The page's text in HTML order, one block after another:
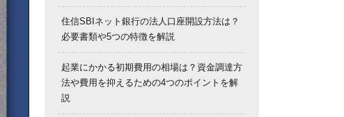
住信SBIネット銀行の法人口座開設方法は？
必要書類や5つの特徴を解説
起業にかかる初期費用の相場は？資金調達方
法や費用を抑えるための4つのポイントを解
説